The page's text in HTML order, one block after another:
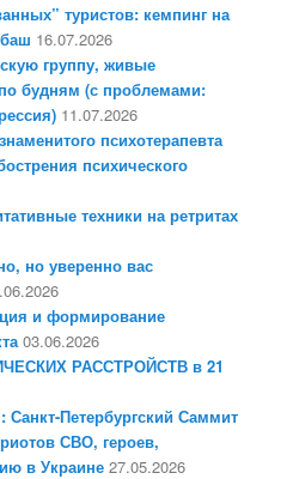
туристов: кемпинг на
16.07.2026
группу, живые
будням (с проблемами:
11.07.2026
психотерапевта
психического
техники на ретритах
но уверенно вас
и формирование
03.06.2026
РАССТРОЙСТВ в 21
Петербургский Саммит
СВО, героев,
в Украине 27.05.2026